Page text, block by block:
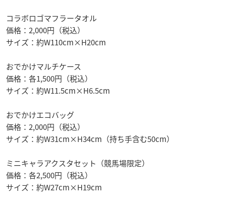
コラボロゴマフラータオル
価格：2,000円（税込）
サイズ：約W110cm×H20cm
おでかけマルチケース
価格：各1,500円（税込）
サイズ：約W11.5cm×H6.5cm
おでかけエコバッグ
価格：2,000円（税込）
サイズ：約W31cm×H34cm（持ち手含む50cm）
ミニキャラアクスタセット（競馬場限定）
価格：各2,500円（税込）
サイズ：約W27cm×H19cm